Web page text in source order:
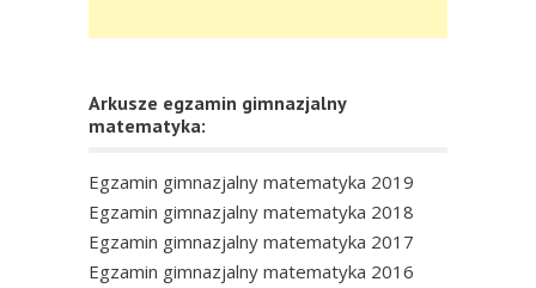
Arkusze egzamin gimnazjalny
matematyka:
Egzamin gimnazjalny matematyka 2019
Egzamin gimnazjalny matematyka 2018
Egzamin gimnazjalny matematyka 2017
Egzamin gimnazjalny matematyka 2016